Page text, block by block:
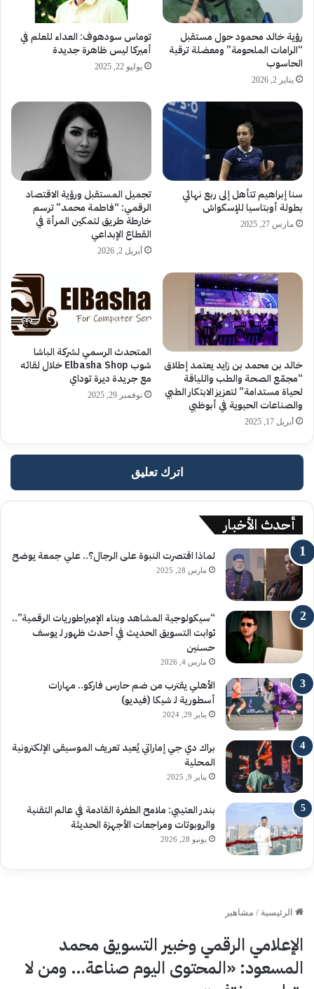
رؤية خالد محمود حول مستقبل
“الرامات الملحومة” ومعضلة ترقية
الحاسوب
يناير 2, 2026
توماس سودهوف: العداء للعلم في
أميركا ليس ظاهرة جديدة
يوليو 22, 2025
سنا إبراهيم تتأهل إلى ربع نهائي
بطولة أوبتاسيا للإسكواش
مارس 27, 2025
تجميل المستقبل ورؤية الاقتصاد
الرقمي: “فاطمة محمد” ترسم
خارطة طريق لتمكين المرأة في
القطاع الإبداعي
أبريل 2, 2026
خالد بن محمد بن زايد يعتمد إطلاق
“مجمّع الصحة والطب واللياقة
لحياة مستدامة” لتعزيز الابتكار الطبي
والصناعات الحيوية في أبوظبي
أبريل 17, 2025
المتحدث الرسمي لشركة الباشا
شوب Elbasha Shop خلال لقائه
مع جريدة ديرة توداي
نوفمبر 29, 2025
اترك تعليق
أحدث الأخبار
لماذا اقتصرت النبوة على الرجال؟.. علي جمعة يوضح
مارس 28, 2025
“سيكولوجية المشاهد وبناء الإمبراطوريات الرقمية”..
ثوابت التسويق الحديث في أحدث ظهور لـ يوسف
حسنين
مارس 4, 2026
الأهلي يقترب من ضم حارس فاركو.. مهارات
أسطورية لـ شيكا (فيديو)
يناير 29, 2024
براك دي جي إماراتي يُعيد تعريف الموسيقى الإلكترونية
المحلية
يناير 9, 2025
بندر العتيبي: ملامح الطفرة القادمة في عالم التقنية
والروبوتات ومراجعات الأجهزة الحديثة
يونيو 28, 2026